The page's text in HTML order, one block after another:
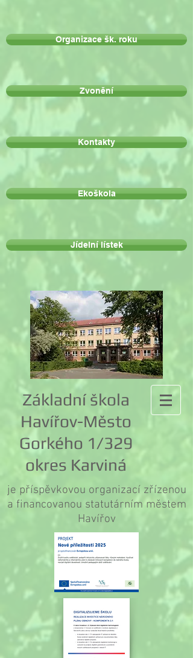
Organizace šk. roku
Zvonění
Kontakty
Ekoškola
Jídelní lístek
Základní škola
Havířov-Město
Gorkého 1/329
okres Karviná
je příspěvkovou organizací zřízenou
a financovanou statutárním městem
Havířov